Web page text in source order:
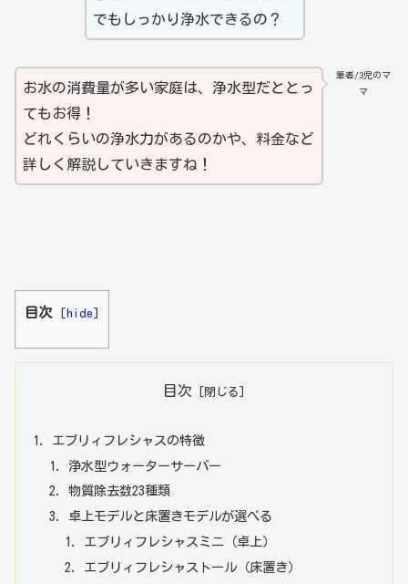
でもしっかり浄水できるの？
筆者/3児のマ
マ
お水の消費量が多い家庭は、浄水型だととっ
てもお得！
どれくらいの浄水力があるのかや、料金など
詳しく解説していきますね！
目次 [hide]
目次
エブリィフレシャスの特徴
浄水型ウォーターサーバー
物質除去数23種類
卓上モデルと床置きモデルが選べる
エブリィフレシャスミニ（卓上）
エブリィフレシャストール（床置き）